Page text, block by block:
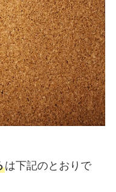
は下記のとおりで